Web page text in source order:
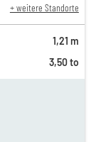
+ weitere Standorte
1,21 m
3,50 to